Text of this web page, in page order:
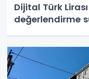
Dijital Türk
değerlendirme